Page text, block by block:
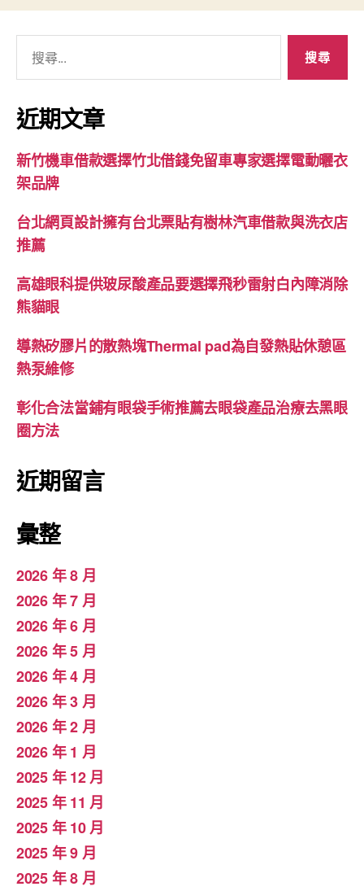
關
鍵
字:
近期文章
新竹機車借款選擇竹北借錢免留車專家選擇電動曬衣
架品牌
台北網頁設計擁有台北票貼有樹林汽車借款與洗衣店
推薦
高雄眼科提供玻尿酸產品要選擇飛秒雷射白內障消除
熊貓眼
導熱矽膠片的散熱塊Thermal pad為自發熱貼休憩區
熱泵維修
彰化合法當鋪有眼袋手術推薦去眼袋產品治療去黑眼
圈方法
近期留言
彙整
2026 年 8 月
2026 年 7 月
2026 年 6 月
2026 年 5 月
2026 年 4 月
2026 年 3 月
2026 年 2 月
2026 年 1 月
2025 年 12 月
2025 年 11 月
2025 年 10 月
2025 年 9 月
2025 年 8 月